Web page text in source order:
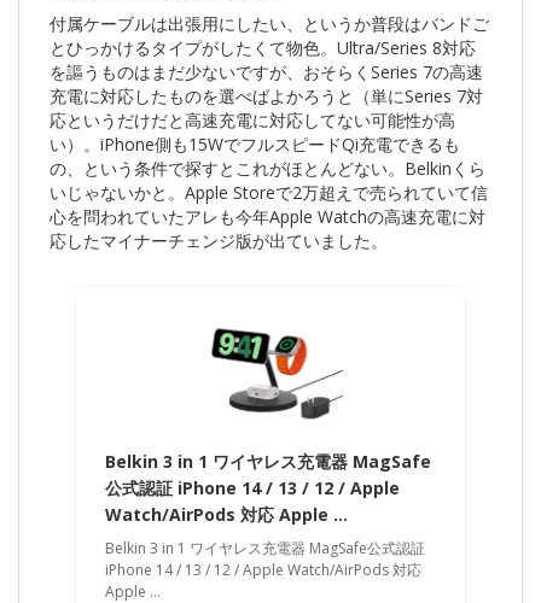
付属ケーブルは出張用にしたい、というか普段はバンドご
とひっかけるタイプがしたくて物色。Ultra/Series 8対応
を謳うものはまだ少ないですが、おそらくSeries 7の高速
充電に対応したものを選べばよかろうと（単にSeries 7対
応というだけだと高速充電に対応してない可能性が高
い）。iPhone側も15WでフルスピードQi充電できるも
の、という条件で探すとこれがほとんどない。Belkinくら
いじゃないかと。Apple Storeで2万超えで売られていて信
心を問われていたアレも今年Apple Watchの高速充電に対
応したマイナーチェンジ版が出ていました。
Belkin 3 in 1 ワイヤレス充電器 MagSafe
公式認証 iPhone 14 / 13 / 12 / Apple
Watch/AirPods 対応 Apple …
Belkin 3 in 1 ワイヤレス充電器 MagSafe公式認証
iPhone 14 / 13 / 12 / Apple Watch/AirPods 対応
Apple …